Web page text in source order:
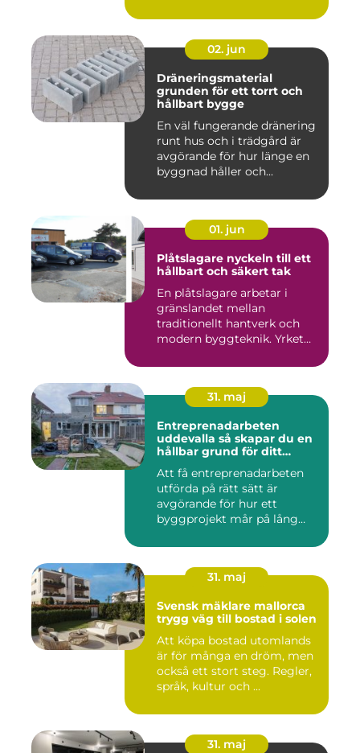
02. jun
Dräneringsmaterial
grunden för ett torrt och
hållbart bygge
En väl fungerande dränering
runt hus och i trädgård är
avgörande för hur länge en
byggnad håller och...
01. jun
Plåtslagare nyckeln till ett
hållbart och säkert tak
En plåtslagare arbetar i
gränslandet mellan
traditionellt hantverk och
modern byggteknik. Yrket
31. maj
Entreprenadarbeten
uddevalla så skapar du en
hållbar grund för ditt
Att få entreprenadarbeten
utförda på rätt sätt är
avgörande för hur ett
byggprojekt mår på lång
31. maj
Svensk mäklare mallorca
trygg väg till bostad i solen
Att köpa bostad utomlands
är för många en dröm, men
också ett stort steg. Regler,
språk, kultur och ...
31. maj